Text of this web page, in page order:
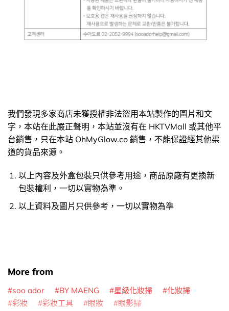
我們發現多家商店未獲授權非法盜用本站製作的圖片和文
字，本站在此嚴正聲明，本站並沒有在 HKTVMall 或其他平
台銷售，只在本站 OhMyGlow.co 銷售，不能保證經其他渠
道的貨品來源。
以上內容及外盒包裝只供參考用途，商品原廠有更換新
包裝權利，一切以實物為準。
以上資料及圖片只供參考，一切以實物為準
More from
soo ador BY MAENG 星級化妝掃
化妝掃
彩妝
彩妝工具 眼妝 眼影掃